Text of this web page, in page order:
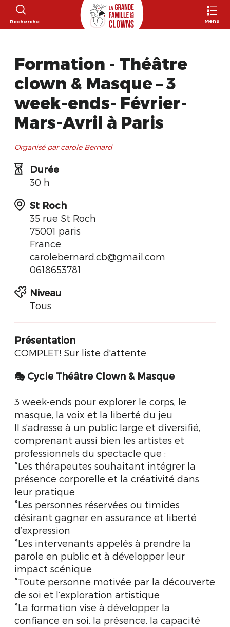
Recherche Menu
Formation - Théâtre
clown & Masque – 3
week-ends- Février-
Mars-Avril à Paris
Organisé par carole Bernard
Durée
30 h
St Roch
35 rue St Roch
75001 paris
France
carolebernard.cb@gmail.com
0618653781
Niveau
Tous
Présentation
COMPLET! Sur liste d'attente
🎭Cycle Théâtre Clown & Masque
3 week-ends pour explorer le corps, le
masque, la voix et la liberté du jeu
Il s’adresse à un public large et diversifié,
comprenant aussi bien les artistes et
professionnels du spectacle que :
°Les thérapeutes souhaitant intégrer la
présence corporelle et la créativité dans
leur pratique
°Les personnes réservées ou timides
désirant gagner en assurance et liberté
d’expression
°Les intervenants appelés à prendre la
parole en public et à développer leur
impact scénique
°Toute personne motivée par la découverte
de soi et l’exploration artistique
°La formation vise à développer la
confiance en soi, la présence, la capacité